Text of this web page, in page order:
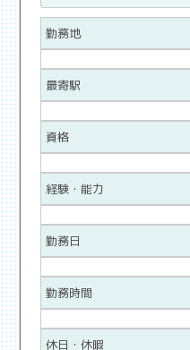
勤務地
最寄駅
資格
経験・能力
勤務日
勤務時間
休日・休暇